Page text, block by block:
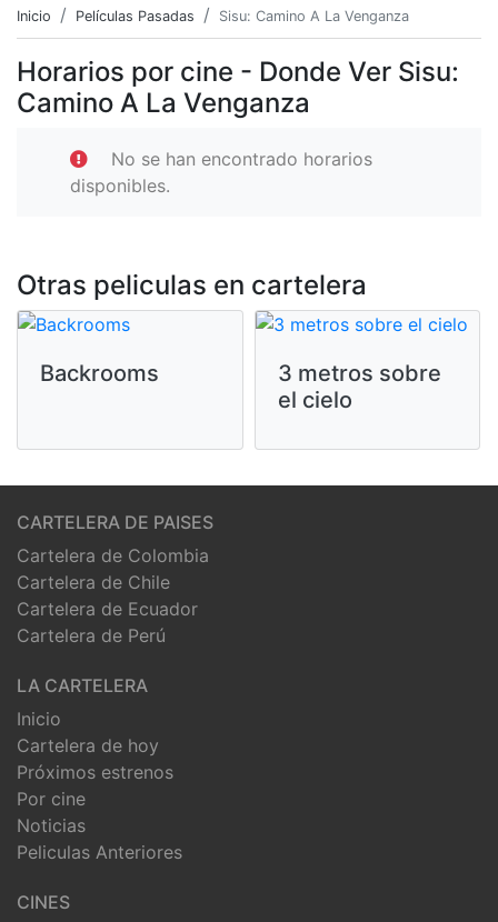
Inicio Películas Pasadas Sisu: Camino A La Venganza
Horarios por cine - Donde Ver Sisu:
Camino A La Venganza
No se han encontrado horarios
disponibles.
Otras peliculas en cartelera
Backrooms
3 metros sobre
el cielo
CARTELERA DE PAISES
Cartelera de Colombia
Cartelera de Chile
Cartelera de Ecuador
Cartelera de Perú
LA CARTELERA
Inicio
Cartelera de hoy
Próximos estrenos
Por cine
Noticias
Peliculas Anteriores
CINES